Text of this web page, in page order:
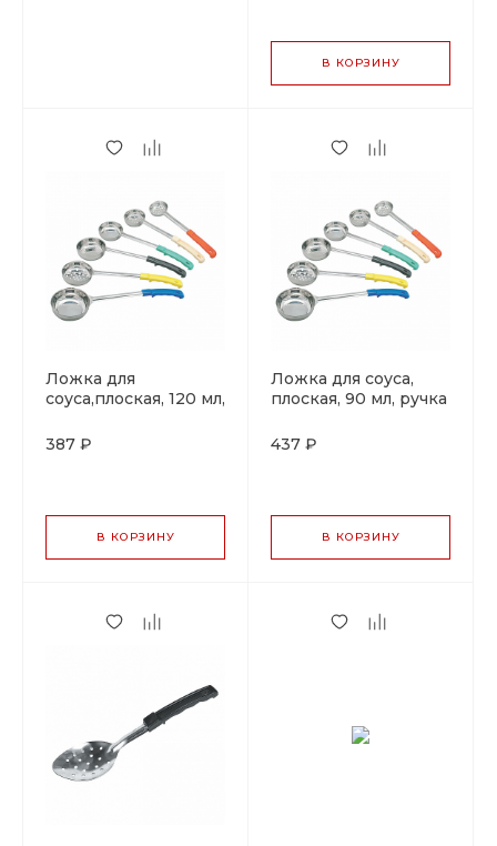
В КОРЗИНУ
Ложка для
соуса,плоская, 120 мл,
Proff Cuisine
387 ₽
В КОРЗИНУ
Ложка для соуса,
плоская, 90 мл, ручка
Cuisine
437 ₽
В КОРЗИНУ